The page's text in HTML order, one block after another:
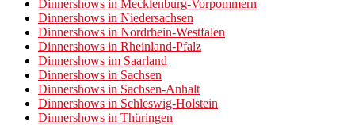
Dinnershows in Mecklenburg-Vorpommern
Dinnershows in Niedersachsen
Dinnershows in Nordrhein-Westfalen
Dinnershows in Rheinland-Pfalz
Dinnershows im Saarland
Dinnershows in Sachsen
Dinnershows in Sachsen-Anhalt
Dinnershows in Schleswig-Holstein
Dinnershows in Thüringen